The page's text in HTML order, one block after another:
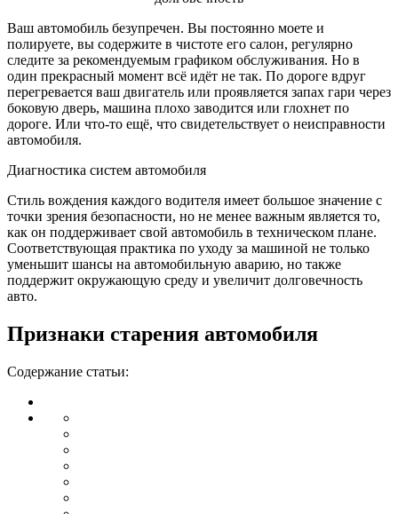
Ваш автомобиль безупречен. Вы постоянно моете и
полируете, вы содержите в чистоте его салон, регулярно
следите за рекомендуемым графиком обслуживания. Но в
один прекрасный момент всё идёт не так. По дороге вдруг
перегревается ваш двигатель или проявляется запах гари через
боковую дверь, машина плохо заводится или глохнет по
дороге. Или что-то ещё, что свидетельствует о неисправности
автомобиля.
Диагностика систем автомобиля
Стиль вождения каждого водителя имеет большое значение с
точки зрения безопасности, но не менее важным является то,
как он поддерживает свой автомобиль в техническом плане.
Соответствующая практика по уходу за машиной не только
уменьшит шансы на автомобильную аварию, но также
поддержит окружающую среду и увеличит долговечность
авто.
Признаки старения автомобиля
Содержание статьи: